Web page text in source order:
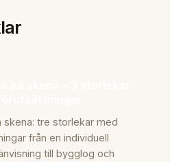
tre storlekar med
från en individuell
till bygglog och